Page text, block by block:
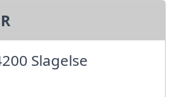
Slagelse